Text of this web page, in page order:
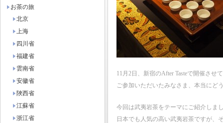
11月2日、新宿のAfter Tasteで開催さ
ご参加いただいたみなさま、本当にど
今回は武夷岩茶をテーマにご紹介しま
日本でも人気の高い武夷岩茶ですが、
お茶の旅
北京
上海
四川省
福建省
雲南省
安徽省
陜西省
江蘇省
浙江省